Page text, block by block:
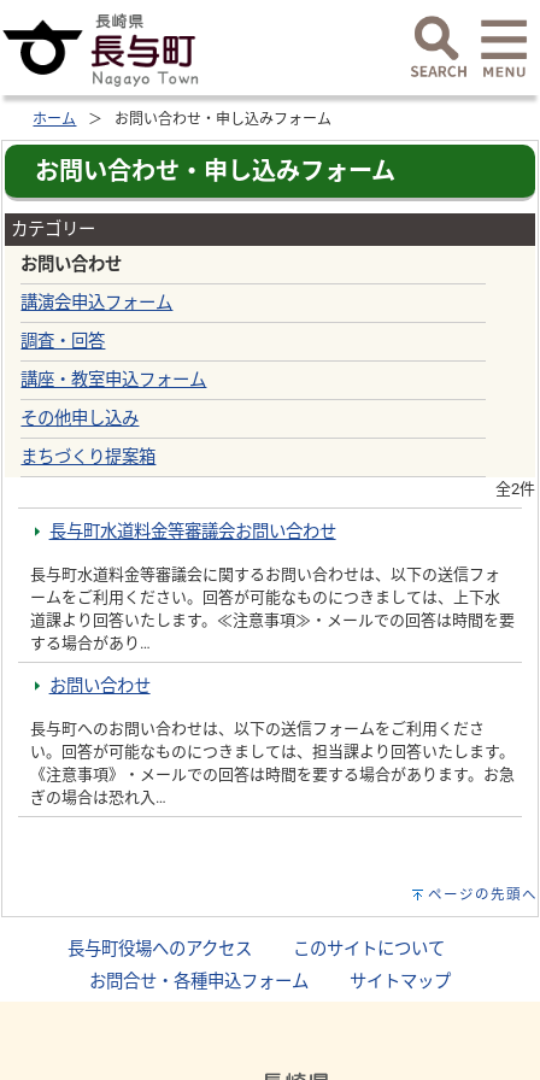
ホーム お問い合わせ・申し込みフォーム
お問い合わせ・申し込みフォーム
カテゴリー
お問い合わせ
講演会申込フォーム
調査・回答
講座・教室申込フォーム
その他申し込み
まちづくり提案箱
全2件
長与町水道料金等審議会お問い合わせ
長与町水道料金等審議会に関するお問い合わせは、以下の送信フォ
ームをご利用ください。回答が可能なものにつきましては、上下水
道課より回答いたします。≪注意事項≫・メールでの回答は時間を要
する場合があり…
お問い合わせ
長与町へのお問い合わせは、以下の送信フォームをご利用くださ
い。回答が可能なものにつきましては、担当課より回答いたします。
《注意事項》・メールでの回答は時間を要する場合があります。お急
ぎの場合は恐れ入…
ページの先頭へ
長与町役場へのアクセス このサイトについて
お問合せ・各種申込フォーム
サイトマップ